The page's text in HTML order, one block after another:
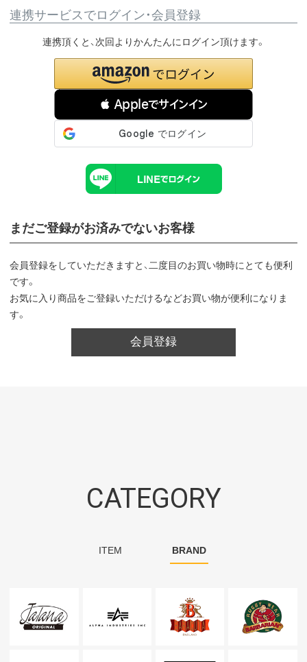
連携サービスでログイン・会員登録
 Appleでサインイン
連携頂くと、次回よりかんたんにログイン頂けます。
まだご登録がお済みでないお客様
会員登録をしていただきますと、二度目のお買い物時にとても便利
です。
お気に入り商品をご登録いただけるなどお買い物が便利になりま
す。
会員登録
CATEGORY
ITEM BRAND